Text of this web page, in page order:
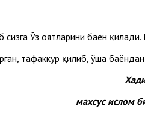
тафаккур қилиб, ўша
махсус ислом